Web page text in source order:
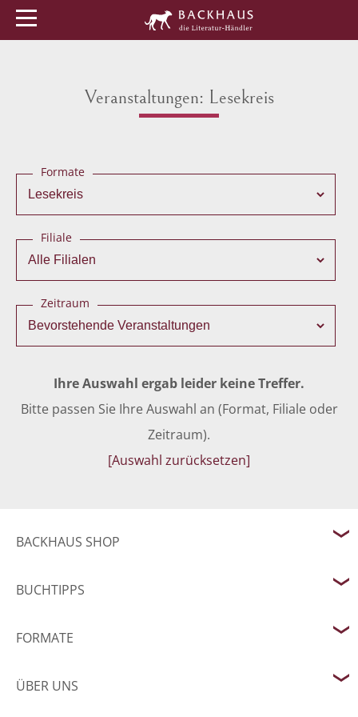
Veranstaltungen: Lesekreis
Formate
Filiale
Zeitraum
Ihre Auswahl ergab leider keine Treffer.
Bitte passen Sie Ihre Auswahl an (Format, Filiale oder
Zeitraum).
[Auswahl zurücksetzen]
BACKHAUS SHOP
BUCHTIPPS
FORMATE
ÜBER UNS